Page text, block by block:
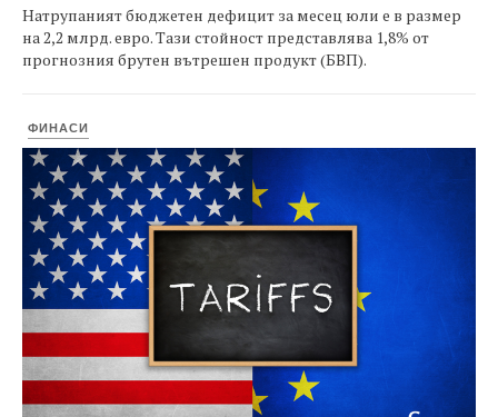
Натрупаният бюджетен дефицит за месец юли е в размер
на 2,2 млрд. евро. Тази стойност представлява 1,8% от
прогнозния брутен вътрешен продукт (БВП).
ФИНАСИ